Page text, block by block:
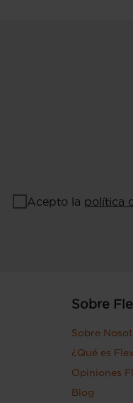
Acepto la política
Sobre
Sobre
¿Qué es
Opiniones
Blog